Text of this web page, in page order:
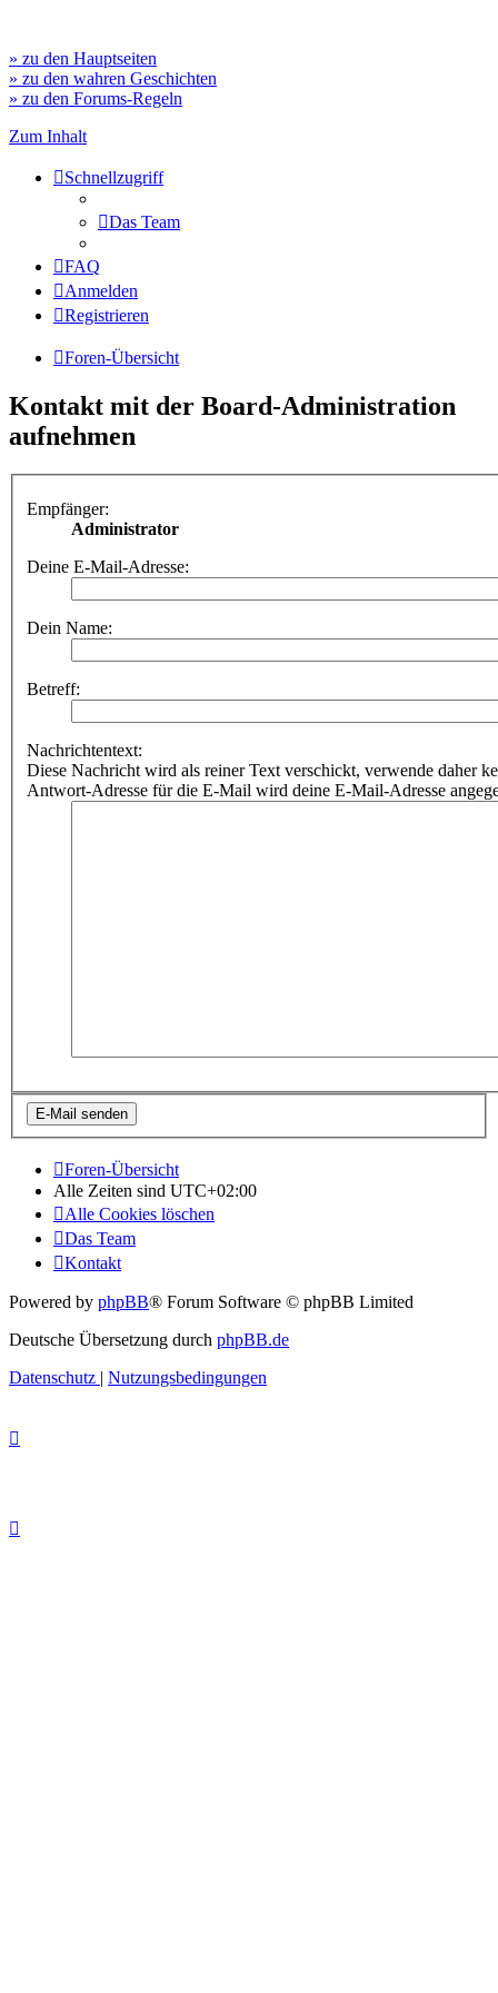
» zu den Hauptseiten
» zu den wahren Geschichten
» zu den Forums-Regeln
Zum Inhalt
Schnellzugriff
Das Team
FAQ
Anmelden
Registrieren
Foren-Übersicht
Kontakt mit der Board-Administration
aufnehmen
Empfänger:
Administrator
Deine E-Mail-Adresse:
Dein Name:
Betreff:
Nachrichtentext:
Diese Nachricht wird als reiner Text verschickt, verwende daher
Antwort-Adresse für die E-Mail wird deine E-Mail-Adresse
Foren-Übersicht
Alle Zeiten sind UTC+02:00
Alle Cookies löschen
Das Team
Kontakt
Powered by phpBB® Forum Software © phpBB Limited
Deutsche Übersetzung durch phpBB.de
Datenschutz | Nutzungsbedingungen